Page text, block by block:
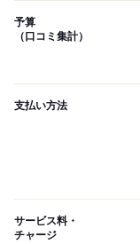
予算
（口コミ集計）
支払い方法
サービス料・
チャージ